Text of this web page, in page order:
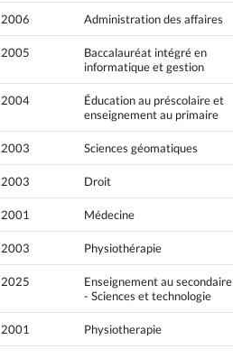
2006 Administration des affaires
2005
Baccalauréat intégré en
informatique et gestion
2004
Éducation au préscolaire et
enseignement au primaire
2003 Sciences géomatiques
2003 Droit
2001 Médecine
2003 Physiothérapie
2025
Enseignement au secondaire
- Sciences et technologie
2001 Physiotherapie